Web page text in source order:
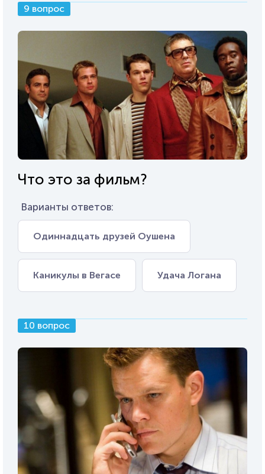
9 вопрос
Что это за фильм?
Варианты ответов:
Одиннадцать друзей Оушена
Каникулы в Вегасе Удача Логана
10 вопрос